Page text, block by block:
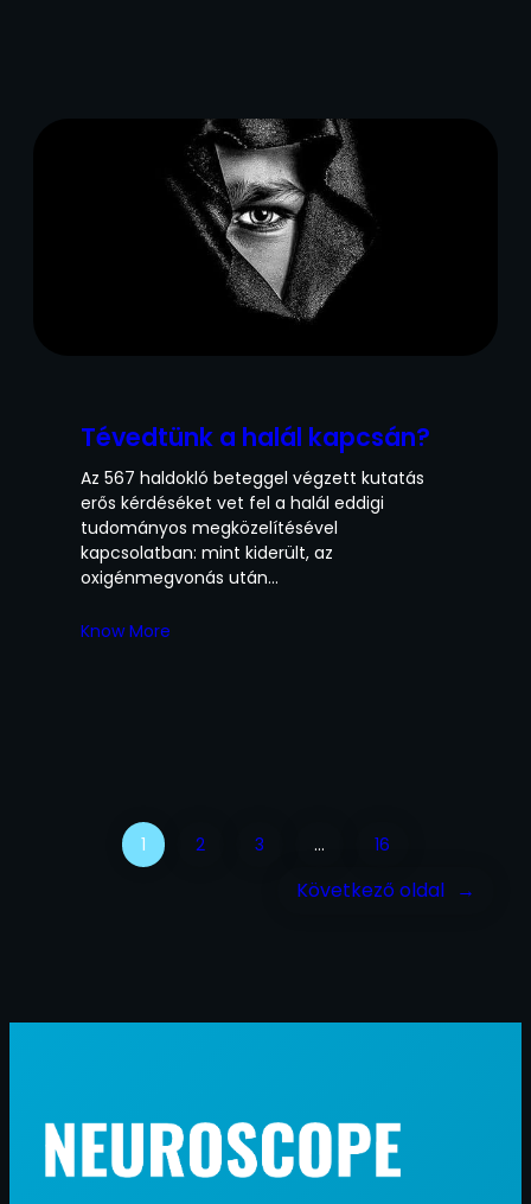
Tévedtünk a halál kapcsán?
Az 567 haldokló beteggel végzett kutatás
erős kérdéséket vet fel a halál eddigi
tudományos megközelítésével
kapcsolatban: mint kiderült, az
oxigénmegvonás után…
Know More
1 2 3 … 16
Következő oldal →